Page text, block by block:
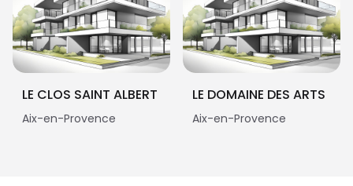
LE CLOS SAINT ALBERT
Aix-en-Provence
LE DOMAINE DES ARTS
Aix-en-Provence